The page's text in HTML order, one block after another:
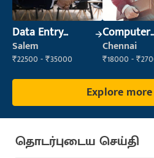
Data Entry
Operator
Salem
₹22500 - ₹35000
Computer
Operator
Chennai
₹18000 -
Explore
தொடர்புடைய செய்தி